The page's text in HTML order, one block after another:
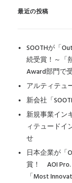
最近の投稿
SOOTHが「
続受賞！～「
Award部門で
アルティテュ
新会社「
新規事業イン
ィテュードイ
せ
日本企業が「
賞！ AOI Pro.
「Most